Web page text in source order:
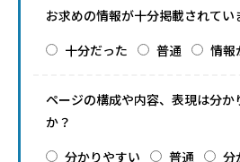
お求めの情報が十分掲載されてい
十分だった
普通 情報
ページの構成や内容、表現は分か
か？
分かりやすい
普通 分